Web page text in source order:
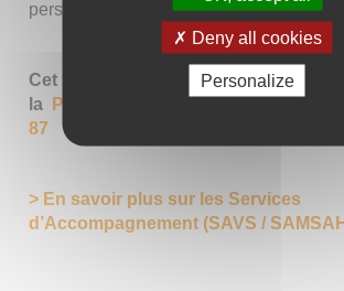
personne.
Cet établissement est
la
Plateforme Habitat et Services
87
> En savoir plus sur les Services
d’Accompagnement (SAVS /
Deny all cookies
Personalize